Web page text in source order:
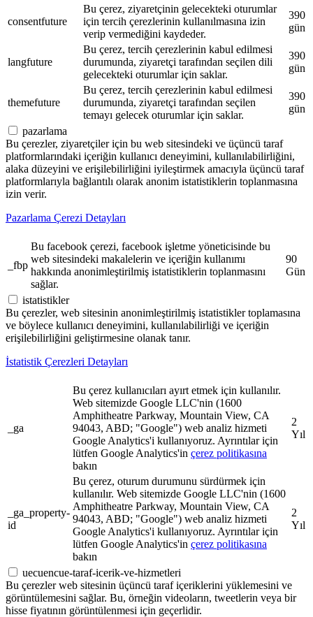
consentfuture
Bu çerez, ziyaretçinin gelecekteki oturumlar
için tercih çerezlerinin kullanılmasına izin
verip vermediğini kaydeder.
390
gün
langfuture
Bu çerez, tercih çerezlerinin kabul edilmesi
durumunda, ziyaretçi tarafından seçilen dili
gelecekteki oturumlar için saklar.
390
gün
themefuture
Bu çerez, tercih çerezlerinin kabul edilmesi
durumunda, ziyaretçi tarafından seçilen
temayı gelecek oturumlar için saklar.
390
gün
pazarlama
Bu çerezler, ziyaretçiler için bu web sitesindeki ve üçüncü taraf
platformlarındaki içeriğin kullanıcı deneyimini, kullanılabilirliğini,
alaka düzeyini ve erişilebilirliğini iyileştirmek amacıyla üçüncü taraf
platformlarıyla bağlantılı olarak anonim istatistiklerin toplanmasına
izin verir.
Pazarlama Çerezi Detayları
_fbp
Bu facebook çerezi, facebook işletme yöneticisinde bu
web sitesindeki makalelerin ve içeriğin kullanımı
hakkında anonimleştirilmiş istatistiklerin toplanmasını
sağlar.
90
Gün
istatistikler
Bu çerezler, web sitesinin anonimleştirilmiş istatistikler toplamasına
ve böylece kullanıcı deneyimini, kullanılabilirliği ve içeriğin
erişilebilirliğini geliştirmesine olanak tanır.
İstatistik Çerezleri Detayları
_ga
Bu çerez kullanıcıları ayırt etmek için kullanılır.
Web sitemizde Google LLC'nin (1600
Amphitheatre Parkway, Mountain View, CA
94043, ABD; "Google") web analiz hizmeti
Google Analytics'i kullanıyoruz. Ayrıntılar için
lütfen Google Analytics'in çerez politikasına
bakın
2
Yıl
_ga_property-
id
Bu çerez, oturum durumunu sürdürmek için
kullanılır. Web sitemizde Google LLC'nin (1600
Amphitheatre Parkway, Mountain View, CA
94043, ABD; "Google") web analiz hizmeti
Google Analytics'i kullanıyoruz. Ayrıntılar için
lütfen Google Analytics'in çerez politikasına
bakın
2
Yıl
uecuencue-taraf-icerik-ve-hizmetleri
Bu çerezler web sitesinin üçüncü taraf içeriklerini yüklemesini ve
görüntülemesini sağlar. Bu, örneğin videoların, tweetlerin veya bir
hisse fiyatının görüntülenmesi için geçerlidir.